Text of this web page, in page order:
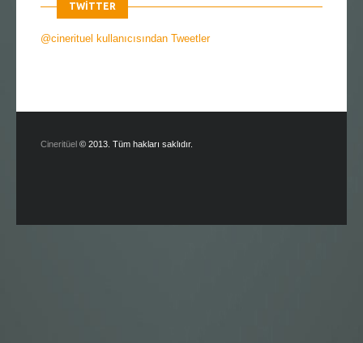
TWITTER
@cinerituel kullanıcısından Tweetler
Cineritüel © 2013. Tüm hakları saklıdır.